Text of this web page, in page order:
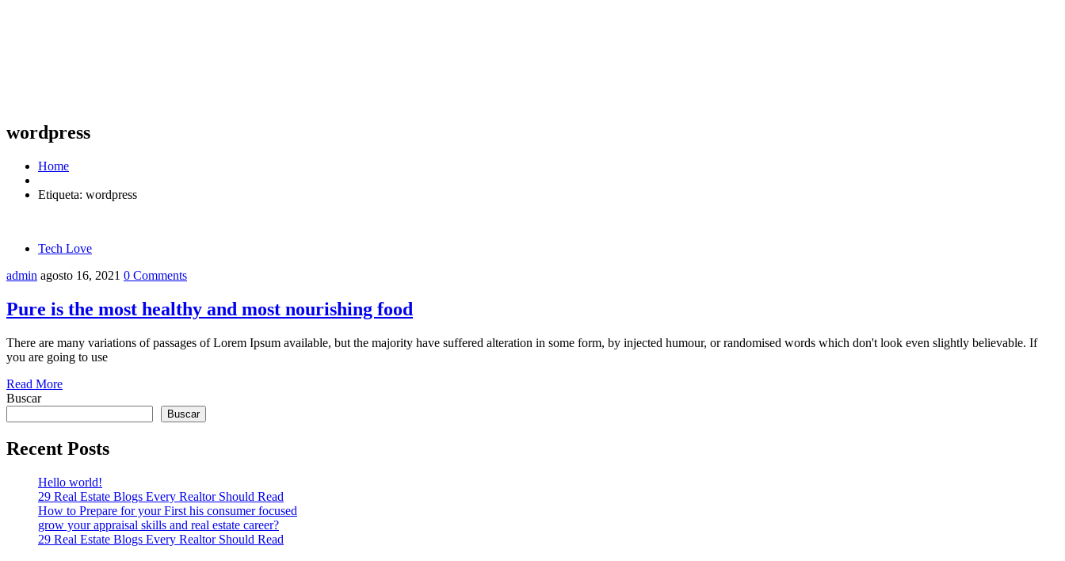
wordpress
Home
Etiqueta: wordpress
Tech Love
admin agosto 16, 2021 0 Comments
Pure is the most healthy and most nourishing food
There are many variations of passages of Lorem Ipsum available, but the majority have suffered alteration in some form, by injected humour, or randomised words which don't look even slightly believable. If
you are going to use
Read More
Buscar
Buscar
Recent Posts
Hello world!
29 Real Estate Blogs Every Realtor Should Read
How to Prepare for your First his consumer focused
grow your appraisal skills and real estate career?
29 Real Estate Blogs Every Realtor Should Read